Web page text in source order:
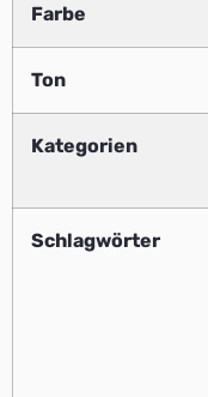
Farbe
Ton
Kategorien
Schlagwörter